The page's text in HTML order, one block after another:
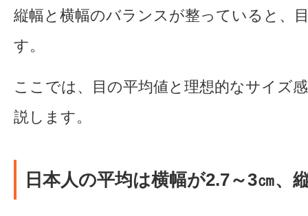
縦幅と横幅のバランスが整っていると、
す。
ここでは、目の平均値と理想的なサイズ
説します。
日本人の平均は横幅が2.7～3㎝、